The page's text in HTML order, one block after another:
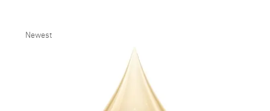
Newest